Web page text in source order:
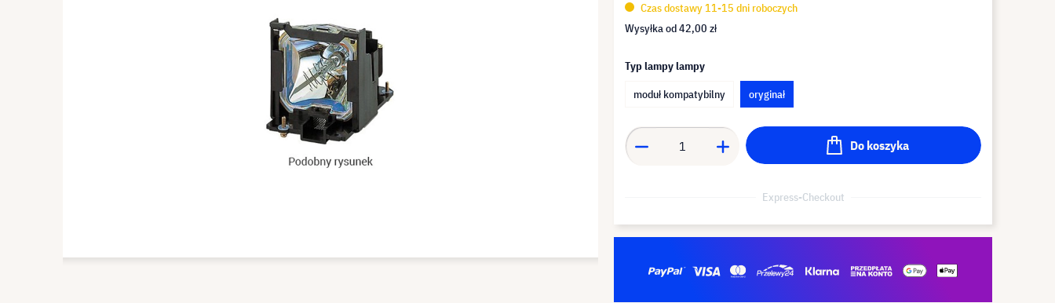
Czas dostawy 11-15 dni roboczych
Wysyłka od42,00 zł
Typ lampy lampy
moduł kompatybilny
oryginał
Do koszyka
Express-Checkout